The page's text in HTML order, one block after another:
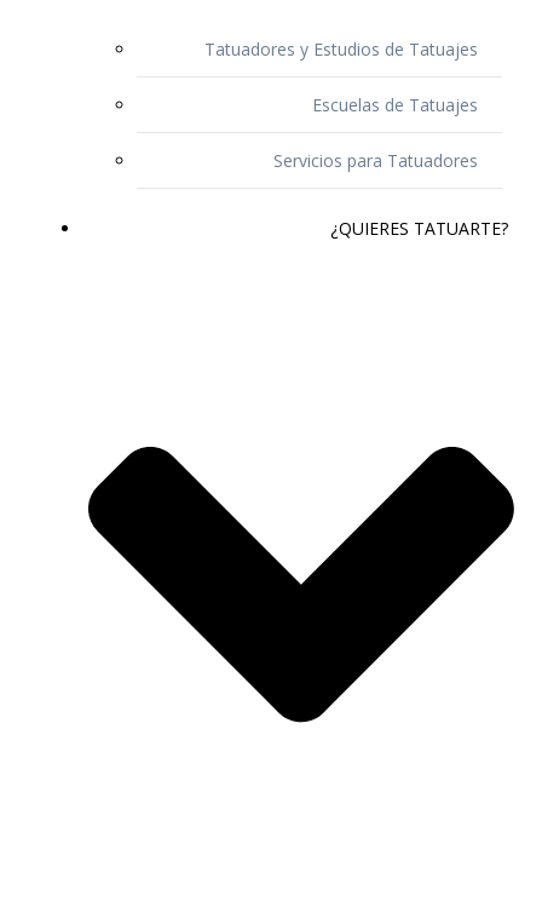
Tatuadores y Estudios de Tatuajes
Escuelas de Tatuajes
Servicios para Tatuadores
¿QUIERES TATUARTE?